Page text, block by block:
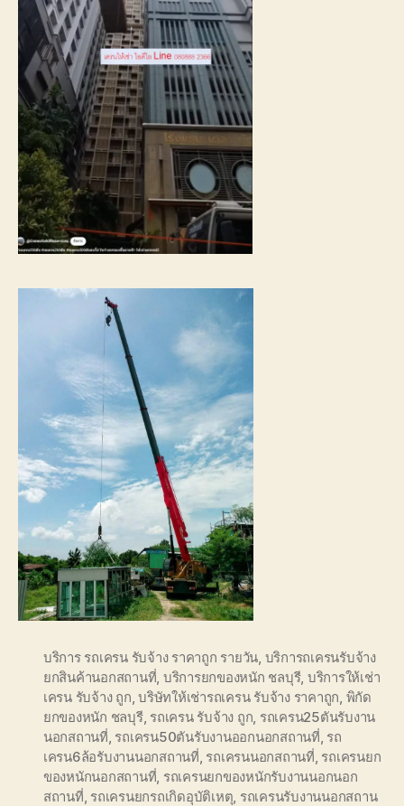
บริการ รถเครน รับจ้าง ราคาถูก รายวัน บริการถเครนรับจ้าง
ยกสินค้านอกสถานที่ บริการยกของหนัก ชลบุรี, บริการให้เช่า
เครน รับจ้าง ถูก ,บริษัทให้เช่ารถเครน รับจ้าง ราคาถูก พิกัด
ยกของหนัก ชลบุรี, รถเครน รับจ้าง ถูก รถเครน25ตันรับงาน
นอกสถานที่ รถเครน50ตันรับงานออกนอกสถานที่ รถ
เครน6ล้อรับงานนอกสถานที่ รถเครนนอกสถานที่ รถเครนยก
ของหนักนอกสถานที่ รถเครนยกของหนักรับงานนอกนอก
สถานที่ รถเครนยกรถเกิดอุบัติเหตุ รถเครนรับงานนอกสถาน